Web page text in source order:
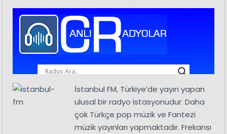
İstanbul FM, Türkiye’de yayın yapan
ulusal bir radyo istasyonudur. Daha
çok Türkçe pop müzik ve Fantezi
müzik yayınları yapmaktadır. Frekansı